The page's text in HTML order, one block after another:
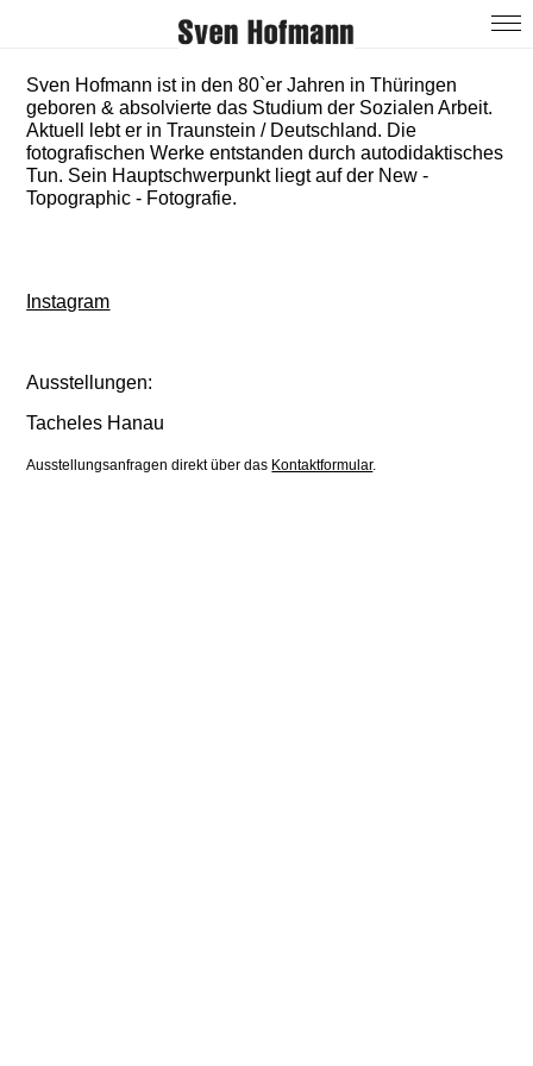
Sven Hofmann ist in den 80`er Jahren in Thüringen
geboren & absolvierte das Studium der Sozialen Arbeit.
Aktuell lebt er in Traunstein / Deutschland. Die
fotografischen Werke entstanden durch autodidaktisches
Tun. Sein Hauptschwerpunkt liegt auf der New -
Topographic - Fotografie.
Instagram
Ausstellungen:
Tacheles Hanau
Ausstellungsanfragen direkt über das Kontaktformular.